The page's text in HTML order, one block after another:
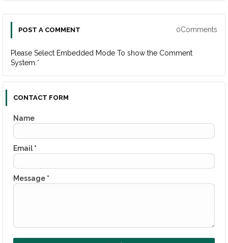
POST A COMMENT 0Comments
Please Select Embedded Mode To show the Comment
System. *
CONTACT FORM
Name
Email *
Message *